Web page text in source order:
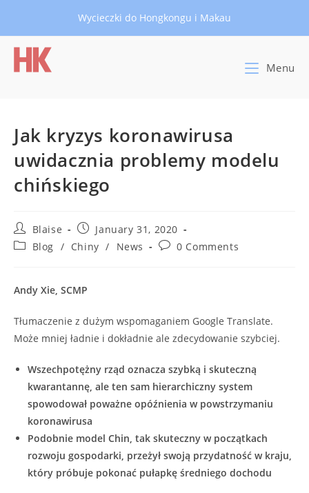
Wycieczki do Hongkongu i Makau
Menu
Jak kryzys koronawirusa
uwidacznia problemy modelu
chińskiego
Post
author:
Blaise
Post
published:
January 31, 2020
PostBlog / Chiny / News
Post0 Comments
Andy Xie, SCMP
Tłumaczenie z dużym wspomaganiem Google Translate.
Może mniej ładnie i dokładnie ale zdecydowanie szybciej.
Wszechpotężny rząd oznacza szybką i skuteczną
kwarantannę, ale ten sam hierarchiczny system
spowodował poważne opóźnienia w powstrzymaniu
koronawirusa
Podobnie model Chin, tak skuteczny w początkach
rozwoju gospodarki, przeżył swoją przydatność w kraju,
który próbuje pokonać pułapkę średniego dochodu